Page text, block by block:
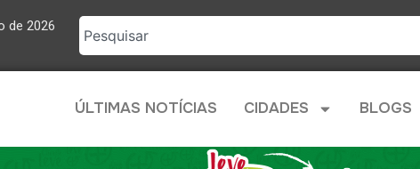
de 2026
ÚLTIMAS NOTÍCIAS CIDADES BLOGS